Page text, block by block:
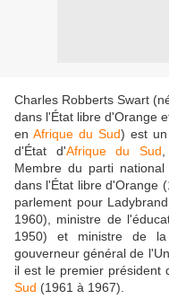
Charles Robberts Swart
dans l'État libre d'Orange
en Afrique du Sud) est
d'État d'Afrique du Sud
Membre du parti
dans l'État libre d'Orange
parlement pour
1960), ministre de
1950) et ministre de
gouverneur général de
il est le premier président
Sud (1961 à 1967).